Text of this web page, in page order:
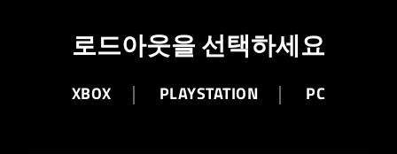
로드아웃을 선택하세요
XBOX PLAYSTATION PC